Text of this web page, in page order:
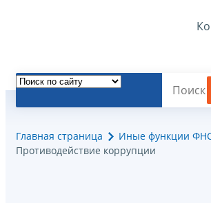
Главная страница
Иные функции
Противодействие коррупции